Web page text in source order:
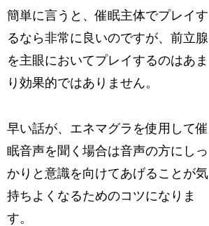
簡単に言うと、催眠主体でプレイす
るなら非常に良いのですが、前立腺
を主眼においてプレイするのはあま
り効果的ではありません。
早い話が、エネマグラを使用して催
眠音声を聞く場合は音声の方にしっ
かりと意識を向けてあげることが気
持ちよくなるためのコツになりま
す。